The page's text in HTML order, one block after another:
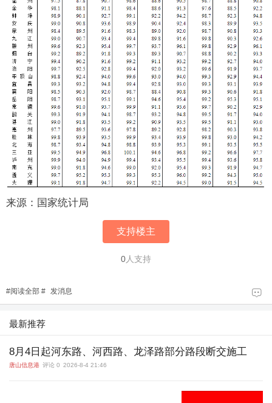
来源：国家统计局
支持楼主
0人支持
#阅读全部 # 发消息
最新推荐
8月4日起河东路、河西路、龙泽路部分路段断交施工
唐山信息港 评论 0 2026-8-4 21:46